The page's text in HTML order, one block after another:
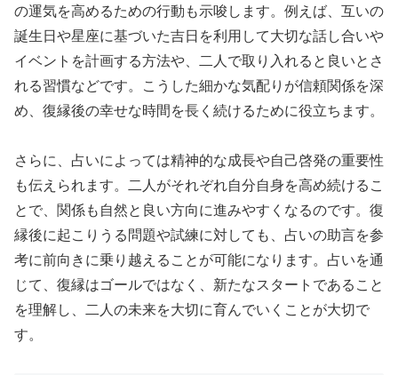
の運気を高めるための行動も示唆します。例えば、互いの
誕生日や星座に基づいた吉日を利用して大切な話し合いや
イベントを計画する方法や、二人で取り入れると良いとさ
れる習慣などです。こうした細かな気配りが信頼関係を深
め、復縁後の幸せな時間を長く続けるために役立ちます。
さらに、占いによっては精神的な成長や自己啓発の重要性
も伝えられます。二人がそれぞれ自分自身を高め続けるこ
とで、関係も自然と良い方向に進みやすくなるのです。復
縁後に起こりうる問題や試練に対しても、占いの助言を参
考に前向きに乗り越えることが可能になります。占いを通
じて、復縁はゴールではなく、新たなスタートであること
を理解し、二人の未来を大切に育んでいくことが大切で
す。